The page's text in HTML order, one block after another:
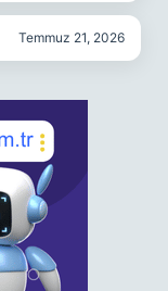
Temmuz 21, 2026